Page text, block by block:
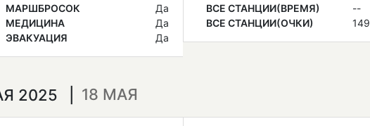
МАРШБРОСОК
Да
МЕДИЦИНА
Да
ЭВАКУАЦИЯ
Да
ВСЕ СТАНЦИИ(ВРЕМЯ)
--
ВСЕ СТАНЦИИ(ОЧКИ)
2025 18 МАЯ